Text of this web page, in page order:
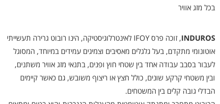
בכל מזג אוויר
INDUROS
, זוכה פרס IFOY לאינטרלוגיסטיקה, הינו רובוט גרירה תעשייתי
אוטונומי מתקדם, בעל גלגלים מאסיבים וצמיגים עמידים במיוחד, המסוגל
לעבור בסבב עבודה אחד בין שטחי חוץ ופנים, בתנאי מזג אוויר משתנים,
ובין משטחי קרקע שונים, כולל חצץ או ריצוף משובש, גם כאשר קיימים
הבדלי גובה קלים בין המשטחים.